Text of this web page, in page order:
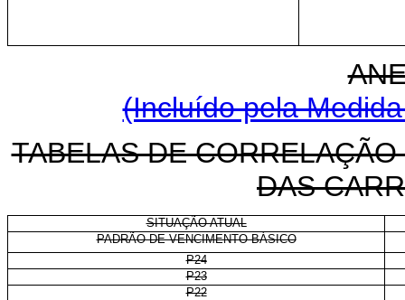
(Incluído pela
TABELAS DE
DAS
SITUAÇÃO ATUAL
PADRÃO DE VENCIMENTO BÁSICO
P24
P23
P22